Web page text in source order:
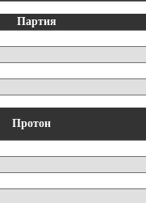
Партия
Протон